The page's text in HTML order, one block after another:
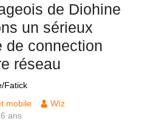
de Diohine
un sérieux
de connection
réseau
Fatick
mobile
Wïz
ans